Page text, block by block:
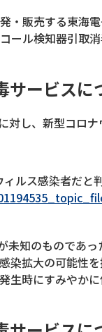
販売する東海
ル検知器引取
サービスに
し、新型コロ
ルス感染者だと
知のものであ
拡大の可能性
時にすみやか